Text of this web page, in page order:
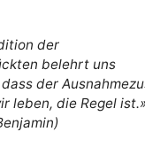
der
belehrt uns
der
leben, die Regel ist.»